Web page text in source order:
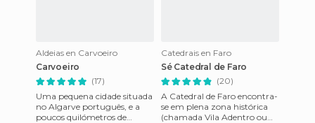
Aldeias en Carvoeiro
Carvoeiro
(17)
Uma pequena cidade situada
no Algarve português, e a
poucos quilómetros de
Catedrais en Faro
Sé Catedral de Faro
(20)
A Catedral de Faro encontra-
se em plena zona histórica
(chamada Vila Adentro ou